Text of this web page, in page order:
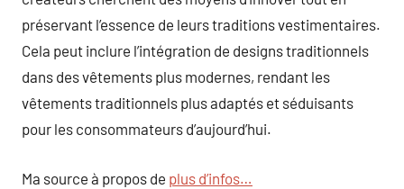
préservant l’essence de leurs traditions vestimentaires.
Cela peut inclure l’intégration de designs traditionnels
dans des vêtements plus modernes, rendant les
vêtements traditionnels plus adaptés et séduisants
pour les consommateurs d’aujourd’hui.
Ma source à propos de plus d’infos…